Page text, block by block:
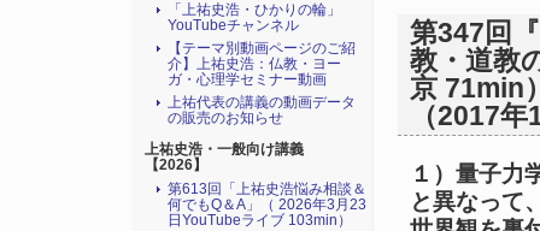
第347回
教・道教
京 71min
（2017
１）量子力
と異なって
「上祐史浩・ひかりの輪」
YouTubeチャンネル
【テーマ別動画ページのご紹
介】上祐史浩：仏教・ヨー
ガ・心理学セミナー動画
上祐代表の講義の動画データ
の販売のお知らせ
上祐史浩・一般向け講義
【2026】
第613回「上祐史浩悩み相談＆
何でもQ＆A」（ 2026年3月23
日YouTubeライブ 103min）